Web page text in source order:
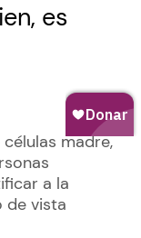
es
madre,
a la
de vista